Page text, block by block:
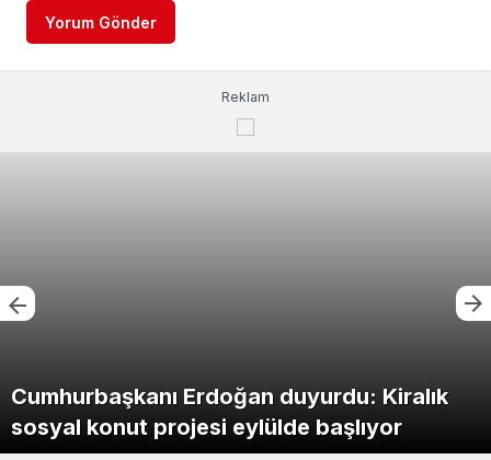
Yorum Gönder
Reklam
Cumhurbaşkanı Erdoğan duyurdu: Kiralık
sosyal konut projesi eylülde başlıyor